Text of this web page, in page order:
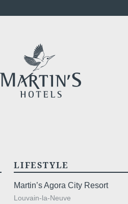
LIFESTYLE
Martin’s Agora City Resort
Louvain-la-Neuve